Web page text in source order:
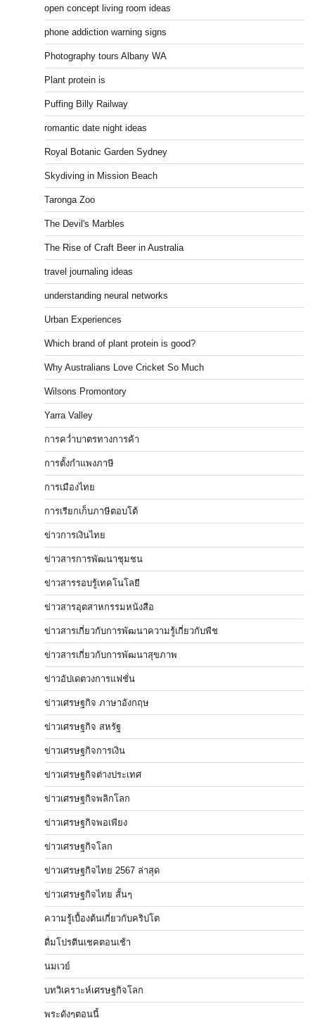
open concept living room ideas
phone addiction warning signs
Photography tours Albany WA
Plant protein is
Puffing Billy Railway
romantic date night ideas
Royal Botanic Garden Sydney
Skydiving in Mission Beach
Taronga Zoo
The Devil's Marbles
The Rise of Craft Beer in Australia
travel journaling ideas
understanding neural networks
Urban Experiences
Which brand of plant protein is good?
Why Australians Love Cricket So Much
Wilsons Promontory
Yarra Valley
การคว่ำบาตรทางการค้า
การตั้งกำแพงภาษี
การเมืองไทย
การเรียกเก็บภาษีตอบโต้
ข่าวการเงินไทย
ข่าวสารการพัฒนาชุมชน
ข่าวสารรอบรู้เทคโนโลยี
ข่าวสารอุตสาหกรรมหนังสือ
ข่าวสารเกี่ยวกับการพัฒนาความรู้เกี่ยวกับพืช
ข่าวสารเกี่ยวกับการพัฒนาสุขภาพ
ข่าวอัปเดตวงการแฟชั่น
ข่าวเศรษฐกิจ ภาษาอังกฤษ
ข่าวเศรษฐกิจ สหรัฐ
ข่าวเศรษฐกิจการเงิน
ข่าวเศรษฐกิจต่างประเทศ
ข่าวเศรษฐกิจพลิกโลก
ข่าวเศรษฐกิจพอเพียง
ข่าวเศรษฐกิจโลก
ข่าวเศรษฐกิจไทย 2567 ล่าสุด
ข่าวเศรษฐกิจไทย สั้นๆ
ความรู้เบื้องต้นเกี่ยวกับคริปโต
ดื่มโปรตีนเชคตอนเช้า
นมเวย์
บทวิเคราะห์เศรษฐกิจโลก
พระดังๆตอนนี้